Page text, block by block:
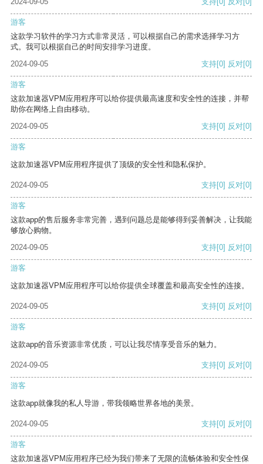
游客
这款学习软件的学习方式非常灵活，可以根据自己的需求选择学习方
式。我可以根据自己的时间安排学习进度。
2024-09-05
支持[0] 反对[0]
游客
这款加速器VPM应用程序可以给你提供最高速度和安全性的连接，并帮
助你在网络上自由移动。
2024-09-05
支持[0] 反对[0]
游客
这款加速器VPM应用程序提供了顶级的安全性和隐私保护。
2024-09-05 支持[0] 反对[0]
游客
这款app的售后服务非常完善，遇到问题总是能够得到妥善解决，让我能
够放心购物。
2024-09-05
支持[0] 反对[0]
游客
这款加速器VPM应用程序可以给你提供全球覆盖和最高安全性的连接。
2024-09-05 支持[0] 反对[0]
游客
这款app的音乐资源非常优质，可以让我尽情享受音乐的魅力。
2024-09-05 支持[0] 反对[0]
游客
这款app就像我的私人导游，带我领略世界各地的美景。
2024-09-05 支持[0] 反对[0]
游客
这款加速器VPM应用程序已经为我们带来了无限的流畅体验和安全性保